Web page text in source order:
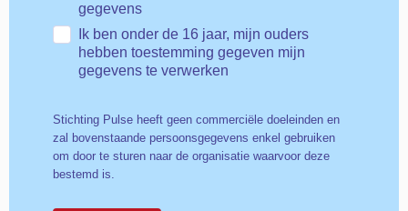
gegevens
Ik ben onder de 16 jaar, mijn ouders
hebben toestemming gegeven mijn
gegevens te verwerken
Stichting Pulse heeft geen commerciële doeleinden en
zal bovenstaande persoonsgegevens enkel gebruiken
om door te sturen naar de organisatie waarvoor deze
bestemd is.